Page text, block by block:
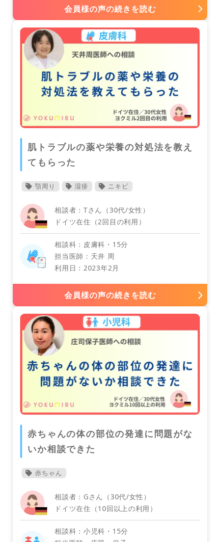
子どものメンタルヘルス
イギリス
会員様の声の続きを読む
肌トラブルの薬や栄養の対処法を教え
てもらった
顎周り 湿疹 ニキビ
相談者：Tさん（30代/女性）
ドイツ在住（2回目の利用）
相談科：皮膚科・15分
担当医師：天井 周
利用日：2023年2月
会員様の声の続きを読む
赤ちゃんの体の部位の発達に問題がな
いか相談できた
赤ちゃん
相談者：Gさん（30代/女性）
ドイツ在住（10回以上の利用）
相談科：小児科・15分